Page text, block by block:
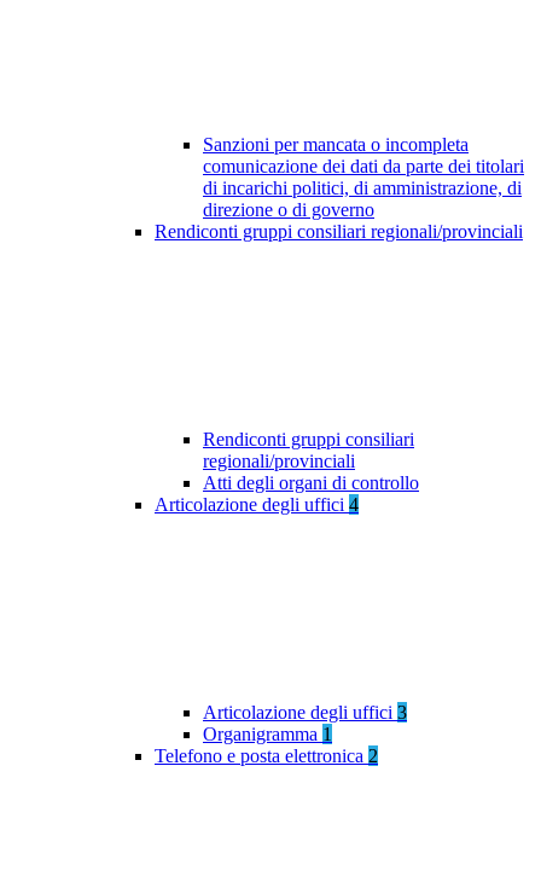
Sanzioni per mancata o incompleta
comunicazione dei dati da parte dei titolari
di incarichi politici, di amministrazione, di
direzione o di governo
Rendiconti gruppi consiliari regionali/provinciali
Rendiconti gruppi consiliari
regionali/provinciali
Atti degli organi di controllo
Articolazione degli uffici 4
Articolazione degli uffici 3
Organigramma 1
Telefono e posta elettronica 2